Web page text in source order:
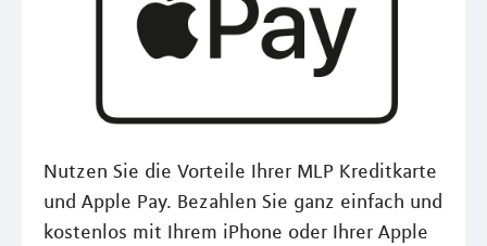
Nutzen Sie die Vorteile Ihrer MLP Kreditkarte
und Apple Pay. Bezahlen Sie ganz einfach und
kostenlos mit Ihrem iPhone oder Ihrer Apple